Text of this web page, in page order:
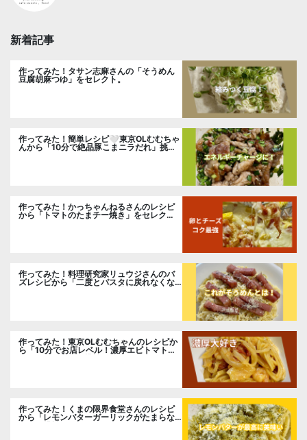
新着記事
作ってみた！タサン志麻さんの「そうめん
豆腐胡麻つゆ」をセレクト。
作ってみた！簡単レシピ🤍東京OLむむちゃ
んから「10分で絶品豚こまニラだれ」挑
作ってみた！かっちゃんねるさんのレシピ
から「トマトのたまチー焼き」をセレク
ト。
作ってみた！料理研究家リュウジさんのバ
ズレシピから「二度とパスタに戻れなくな
作ってみた！東京OLむむちゃんのレシピか
ら「10分でお店レベル！濃厚エビトマトク
作ってみた！くまの限界食堂さんのレシピ
から「レモンバターガーリックがたまらな